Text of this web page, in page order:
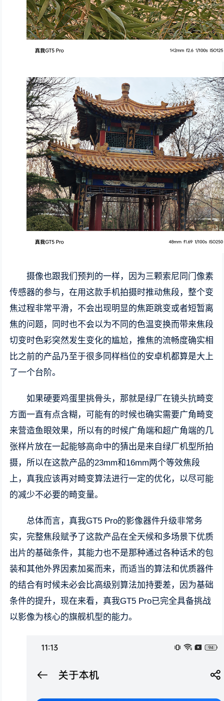
摄像也跟我们预判的一样，因为三颗索尼同门像素
传感器的参与，在用这款手机拍摄时推动焦段，整个变
焦过程非常平滑，不会出现明显的焦距跳变或者短暂离
焦的问题，同时也不会以为不同的色温变换而带来焦段
切变时色彩突然发生变化的尴尬，推焦的流畅度确实相
比之前的产品乃至于很多同样档位的安卓机都算是大上
了一个台阶。
如果硬要鸡蛋里挑骨头，那就是绿厂在镜头抗畸变
方面一直有点含糊，可能有的时候也确实需要广角畸变
来营造鱼眼效果，所以有的时候广角端和超广角端的几
张样片放在一起能够高命中的猜出是来自绿厂机型所拍
摄，所以在这款产品的23mm和16mm两个等效焦段
上，真我应该再对畸变算法进行一定的优化，以尽可能
的减少不必要的畸变量。
总体而言，真我GT5 Pro的影像器件升级非常务
实，完整焦段赋予了这款产品在全天候和多场景下优质
出片的基础条件，其能力也不是那种通过各种话术的包
装和其他外界因素加冕而来，而适当的算法和优质器件
的结合有时候未必会比高级别算法加持要差，因为基础
条件的提升，现在来看，真我GT5 Pro已完全具备挑战
以影像为核心的旗舰机型的能力。